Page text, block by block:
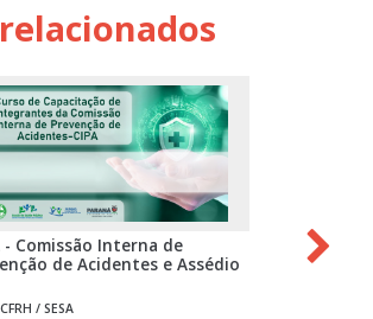
relacionados